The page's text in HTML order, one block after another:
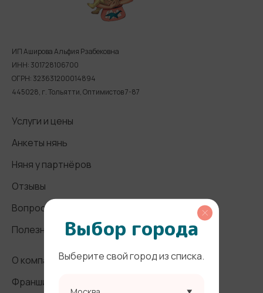
ИП Аширова Альфия Рзабековна
ИНН: 301728106700
ОГРН: 323631200014894
445028, г. Тольятти, Оптимистов 7-87
Услуги и цены
Анкеты нянь
Няня у партнёров
Отзывы
Вопросы и ответы
Полезные статьи
О компании
Франшиза
Выбор города
Выберите свой город из списка.